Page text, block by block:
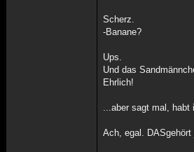
Scherz.
-Banane?
Ups.
Und das
Ehrlich!
...aber sagt mal, habt
Ach, egal. DASgehört